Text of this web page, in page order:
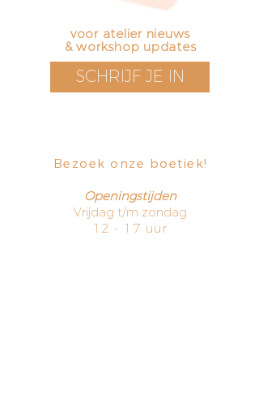
voor atelier nieuws
& workshop updates
SCHRIJF JE IN
Bezoek onze boetiek​!
Openingstijden
Vrijdag t/m zondag
12 - 17 uur